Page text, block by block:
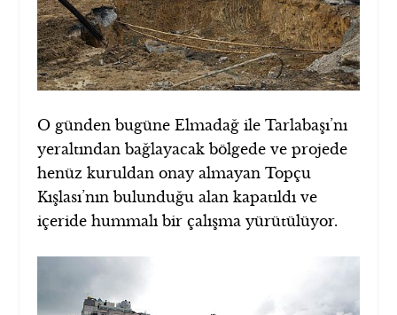
O günden bugüne Elmadağ ile Tarlabaşı’nı
yeraltından bağlayacak bölgede ve projede
henüz kuruldan onay almayan Topçu
Kışlası’nın bulunduğu alan kapatıldı ve
içeride hummalı bir çalışma yürütülüyor.